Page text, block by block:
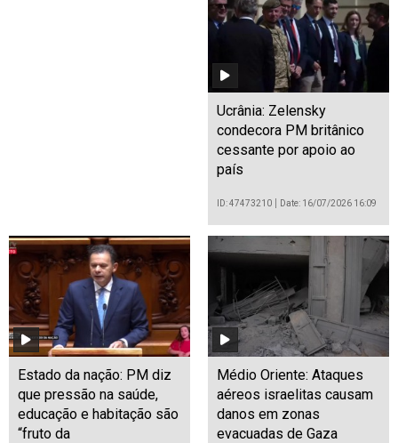
Ucrânia: Zelensky
condecora PM britânico
cessante por apoio ao
país
ID: 47473210 Date: 16/07/2026 16:09
Estado da nação: PM diz
que pressão na saúde,
educação e habitação são
“fruto da
Médio Oriente: Ataques
aéreos israelitas causam
danos em zonas
evacuadas de Gaza